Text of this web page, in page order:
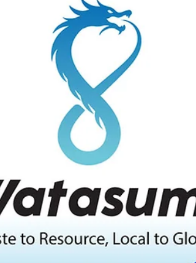
醸造所は、米、水、酵母、麹菌を原料に、絶大な
人気を誇る日本酒を造る日本文化と飲料産業にと
って欠かせない存在です。長い歴史を持ち、ユネ
スコの無形文化遺産にも登録されている日本の伝
統的酒造りは、自然界と調和し季節に影響され、
伝統と革新を尊重する産業です。水は発酵工程だ